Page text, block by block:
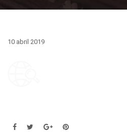
10 abril 2019